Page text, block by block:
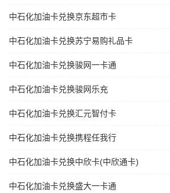
中石化加油卡兑换京东超市卡
中石化加油卡兑换苏宁易购礼品卡
中石化加油卡兑换骏网一卡通
中石化加油卡兑换骏网乐充
中石化加油卡兑换汇元智付卡
中石化加油卡兑换携程任我行
中石化加油卡兑换中欣卡(中欣通卡)
中石化加油卡兑换盛大一卡通